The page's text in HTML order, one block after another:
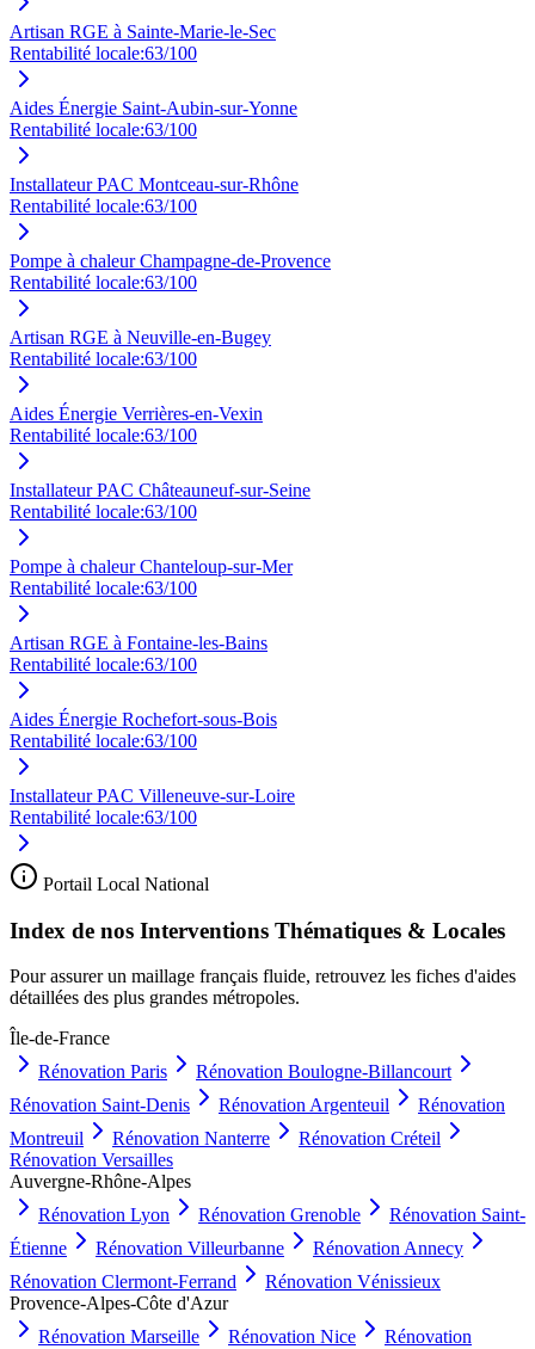
Artisan RGE à Sainte-Marie-le-Sec
Rentabilité locale:63/100
Aides Énergie Saint-Aubin-sur-Yonne
Rentabilité locale:63/100
Installateur PAC Montceau-sur-Rhône
Rentabilité locale:63/100
Pompe à chaleur Champagne-de-Provence
Rentabilité locale:63/100
Artisan RGE à Neuville-en-Bugey
Rentabilité locale:63/100
Aides Énergie Verrières-en-Vexin
Rentabilité locale:63/100
Installateur PAC Châteauneuf-sur-Seine
Rentabilité locale:63/100
Pompe à chaleur Chanteloup-sur-Mer
Rentabilité locale:63/100
Artisan RGE à Fontaine-les-Bains
Rentabilité locale:63/100
Aides Énergie Rochefort-sous-Bois
Rentabilité locale:63/100
Installateur PAC Villeneuve-sur-Loire
Rentabilité locale:63/100
Portail Local National
Index de nos Interventions Thématiques & Locales
Pour assurer un maillage français fluide, retrouvez les fiches d'aides
détaillées des plus grandes métropoles.
Île-de-France
Rénovation Paris Rénovation Boulogne-Billancourt
Rénovation Saint-Denis Rénovation Argenteuil
Rénovation
Montreuil
Rénovation Nanterre Rénovation Créteil
Rénovation Versailles
Auvergne-Rhône-Alpes
Rénovation Lyon Rénovation Grenoble Rénovation Saint-
Étienne
Rénovation Villeurbanne Rénovation Annecy
Rénovation Clermont-Ferrand Rénovation Vénissieux
Provence-Alpes-Côte d'Azur
Rénovation Marseille Rénovation Nice
Rénovation